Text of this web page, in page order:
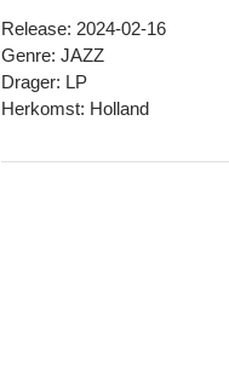
Release: 2024-02-16
Genre: JAZZ
Drager: LP
Herkomst: Holland